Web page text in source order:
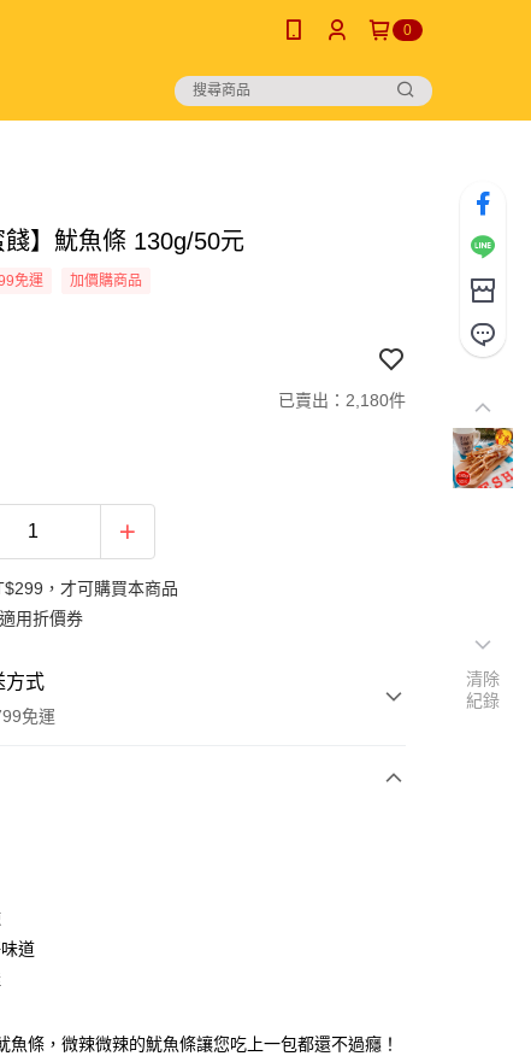
0
餞】魷魚條 130g/50元
免運 加價購商品
已賣出：2,180件
，才可購買本商品
用折價券
方式
免運
款
道
魚條，微辣微辣的魷魚條讓您吃上一包都還不過癮！
清除
紀錄